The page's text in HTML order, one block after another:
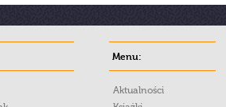
Menu:
Aktualności